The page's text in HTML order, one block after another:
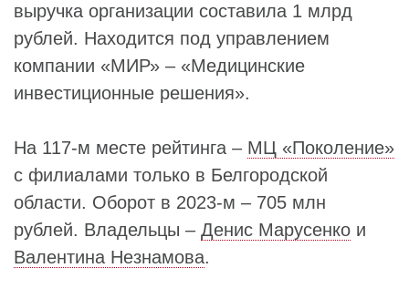
выручка организации составила 1 млрд
рублей. Находится под управлением
компании «МИР» – «Медицинские
инвестиционные решения».
На 117-м месте рейтинга – МЦ «Поколение»
с филиалами только в Белгородской
области. Оборот в 2023-м – 705 млн
рублей. Владельцы – Денис Марусенко и
Валентина Незнамова.